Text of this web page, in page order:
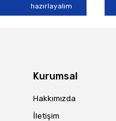
hazırlayalım
Kurumsal
Hakkımızda
İletişim